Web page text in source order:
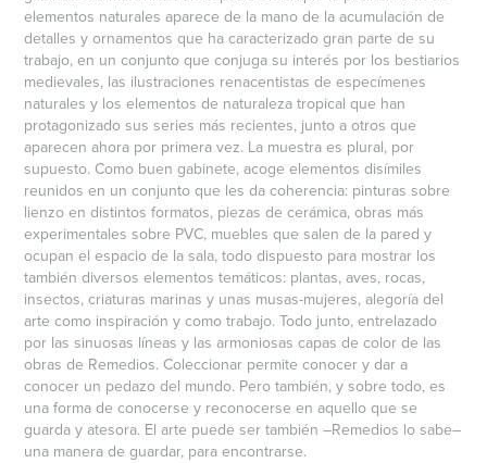
elementos naturales aparece de la mano de la acumulación de
detalles y ornamentos que ha caracterizado gran parte de su
trabajo, en un conjunto que conjuga su interés por los bestiarios
medievales, las ilustraciones renacentistas de especímenes
naturales y los elementos de naturaleza tropical que han
protagonizado sus series más recientes, junto a otros que
aparecen ahora por primera vez. La muestra es plural, por
supuesto. Como buen gabinete, acoge elementos disímiles
reunidos en un conjunto que les da coherencia: pinturas sobre
lienzo en distintos formatos, piezas de cerámica, obras más
experimentales sobre PVC, muebles que salen de la pared y
ocupan el espacio de la sala, todo dispuesto para mostrar los
también diversos elementos temáticos: plantas, aves, rocas,
insectos, criaturas marinas y unas musas-mujeres, alegoría del
arte como inspiración y como trabajo. Todo junto, entrelazado
por las sinuosas líneas y las armoniosas capas de color de las
obras de Remedios. Coleccionar permite conocer y dar a
conocer un pedazo del mundo. Pero también, y sobre todo, es
una forma de conocerse y reconocerse en aquello que se
guarda y atesora. El arte puede ser también –Remedios lo sabe–
una manera de guardar, para encontrarse.